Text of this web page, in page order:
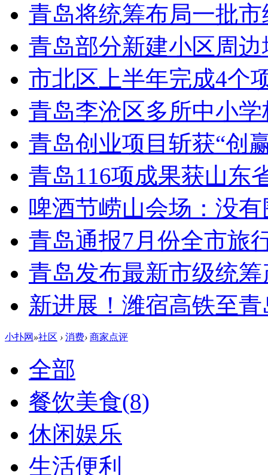
青岛将统筹布局一批市
青岛部分新建小区周
市北区上半年完成4个
青岛李沧区多所中小
青岛创业项目斩获“创
青岛116项成果获山东
啤酒节崂山会场：没有
青岛通报7月份全市旅
青岛发布最新市级统
新进展！潍宿高铁至
小扑网 »社区 › 消费› 商家点评
全部
餐饮美食(8)
休闲娱乐
生活便利